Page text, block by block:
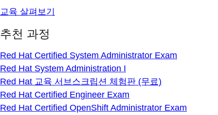
교육 살펴보기
추천 과정
Red Hat Certified System Administrator Exam
Red Hat System Administration I
Red Hat 교육 서브스크립션 체험판 (무료)
Red Hat Certified Engineer Exam
Red Hat Certified OpenShift Administrator Exam